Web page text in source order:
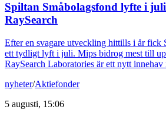
Spiltan Småbolagsfond lyfte i
RaySearch
Efter en svagare utveckling hittills i år fick
ett tydligt lyft i juli. Mips bidrog mest till
RaySearch Laboratories är ett nytt innehav
nyheter/Aktiefonder
5 augusti, 15:06